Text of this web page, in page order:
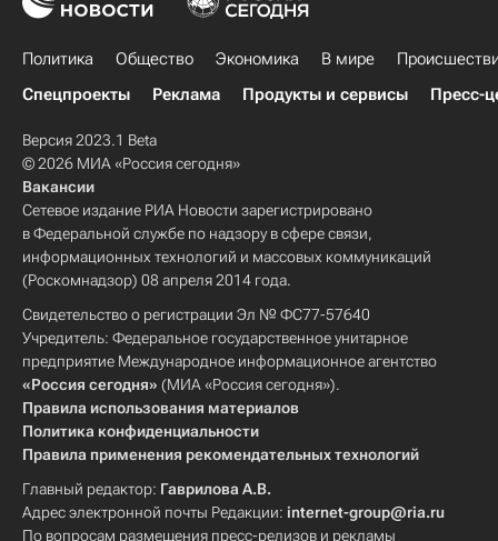
Политика Общество Экономика В мире
Спецпроекты
Реклама Продукты и сервисы Пресс-
Версия 2023.1 Beta
© 2026 МИА «Россия сегодня»
Вакансии
Сетевое издание РИА Новости зарегистрировано
в Федеральной службе по надзору в сфере связи,
информационных технологий и массовых коммуникаций
(Роскомнадзор) 08 апреля 2014 года.
Свидетельство о регистрации Эл № ФС77-57640
Учредитель: Федеральное государственное унитарное
предприятие Международное информационное агентство
«Россия сегодня» (МИА «Россия сегодня»).
Правила использования материалов
Политика конфиденциальности
Правила применения рекомендательных технологий
Главный редактор: Гаврилова А.В.
Адрес электронной почты Редакции: internet-group@ria.ru
По вопросам размещения пресс-релизов и рекламы